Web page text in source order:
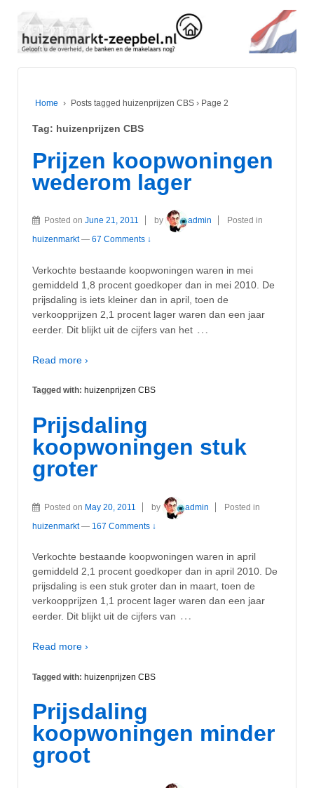
Home › Posts tagged huizenprijzen CBS › Page 2
Tag: huizenprijzen CBS
Prijzen koopwoningen
wederom lager
Posted on June 21, 2011 by admin
Posted in
huizenmarkt — 67 Comments ↓
Verkochte bestaande koopwoningen waren in mei
gemiddeld 1,8 procent goedkoper dan in mei 2010. De
prijsdaling is iets kleiner dan in april, toen de
verkoopprijzen 2,1 procent lager waren dan een jaar
eerder. Dit blijkt uit de cijfers van het …
Read more ›
Tagged with: huizenprijzen CBS
Prijsdaling
koopwoningen stuk
groter
Posted on May 20, 2011 by admin
Posted in
huizenmarkt — 167 Comments ↓
Verkochte bestaande koopwoningen waren in april
gemiddeld 2,1 procent goedkoper dan in april 2010. De
prijsdaling is een stuk groter dan in maart, toen de
verkoopprijzen 1,1 procent lager waren dan een jaar
eerder. Dit blijkt uit de cijfers van …
Read more ›
Tagged with: huizenprijzen CBS
Prijsdaling
koopwoningen minder
groot